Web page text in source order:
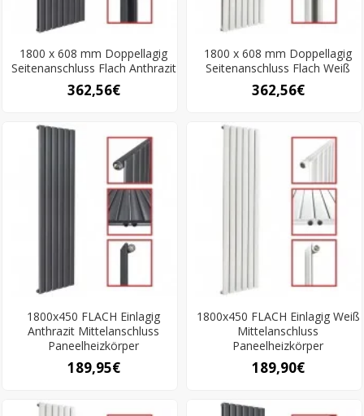
1800 x 608 mm Doppellagig
Seitenanschluss Flach Anthrazit
362,56€
1800 x 608 mm Doppellagig
Seitenanschluss Flach Weiß
362,56€
1800x450 FLACH Einlagig
Anthrazit Mittelanschluss
Paneelheizkörper
189,95€
1800x450 FLACH Einlagig Weiß
Mittelanschluss
Paneelheizkörper
189,90€